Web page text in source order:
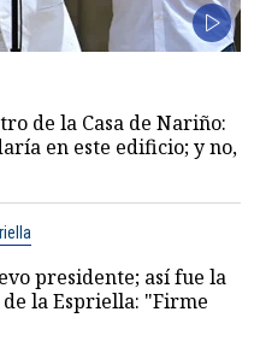
de la Casa de Nariño:
en este edificio; y no,
presidente; así fue la
la Espriella: "Firme